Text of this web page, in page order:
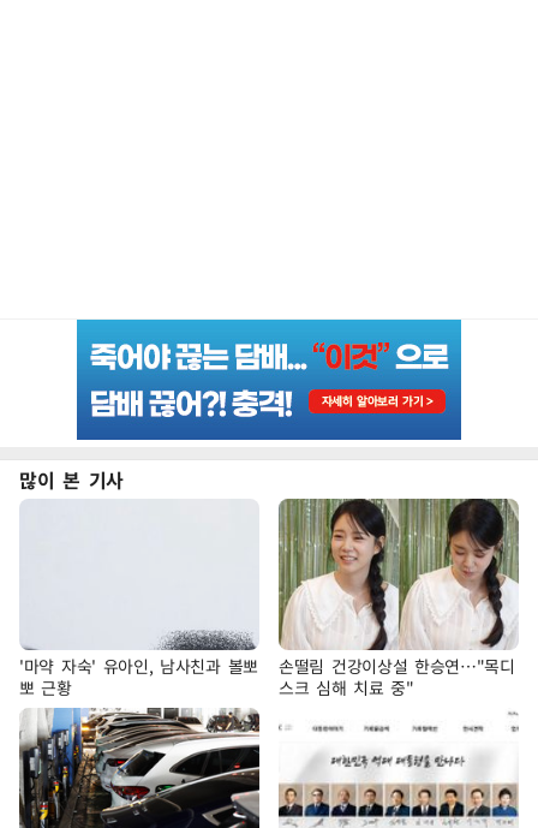
많이 본 기사
'마약 자숙' 유아인, 남사친과 볼뽀
뽀 근황
손떨림 건강이상설 한승연…"목디
스크 심해 치료 중"